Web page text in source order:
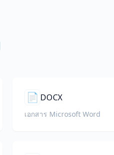
📄 DOCX
เอกสาร Microsoft Word